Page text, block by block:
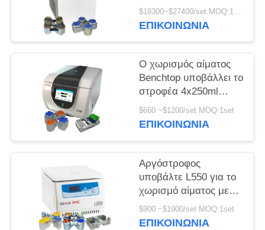
Vacutainers σε
φυγοκέντρωση
$18300~$27400/set MOQ:1set
ΕΠΙΚΟΙΝΩΝΊΑ
Ο χωρισμός αίματος
Benchtop υποβάλλει το
στροφέα 4x250ml
100ml ταλάντευσης για
τη βιομηχανική σε
$660 ~$1200/set MOQ:1set
ΕΠΙΚΟΙΝΩΝΊΑ
Αργόστροφος
υποβάλτε L550 για το
χωρισμό αίματος με
τους στροφείς
ταλάντευσης σε
$900 ~$1900/set MOQ:1set
ΕΠΙΚΟΙΝΩΝΊΑ